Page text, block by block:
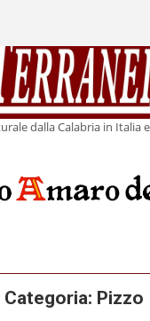
dalla Calabria in Italia
Categoria: Pizzo